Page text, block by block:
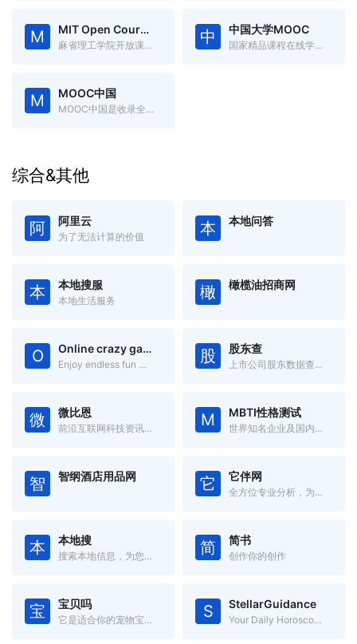
M MIT Open Courseware
麻省理工学院开放课程资源 中 中国大学MOOC
国家精品课程在线学习平台
M MOOC中国
MOOC中国是收录全球优秀开放式在线课程的中文慕课网
综合&其他
阿 阿里云
为了无法计算的价值 本 本地问答
本 本地搜服
本地生活服务 橄 橄榄油招商网
O Online crazy games
Enjoy endless fun with games from various genres! 股 股东查
上市公司股东数据查询系统
微 微比恩
前沿互联网科技资讯信息 M MBTI性格测试
世界知名企业及国内大型企业在用的测评
智 智纲酒店用品网 它 它伴网
全方位专业分析，为您挑出最适合的“玩具”
本 本地搜
搜索本地信息，为您提供身边的信息！ 简 简书
创作你的创作
宝 宝贝吗
它是适合你的宠物宝贝吗 S StellarGuidance
Your Daily Horoscope